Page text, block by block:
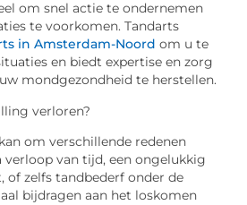
om snel actie te ondernemen
te voorkomen. Tandarts
in Amsterdam-Noord om u te
en biedt expertise en zorg
mondgezondheid te herstellen.
verloren?
om verschillende redenen
verloop van tijd, een ongelukkig
of zelfs tandbederf onder de
bijdragen aan het loskomen